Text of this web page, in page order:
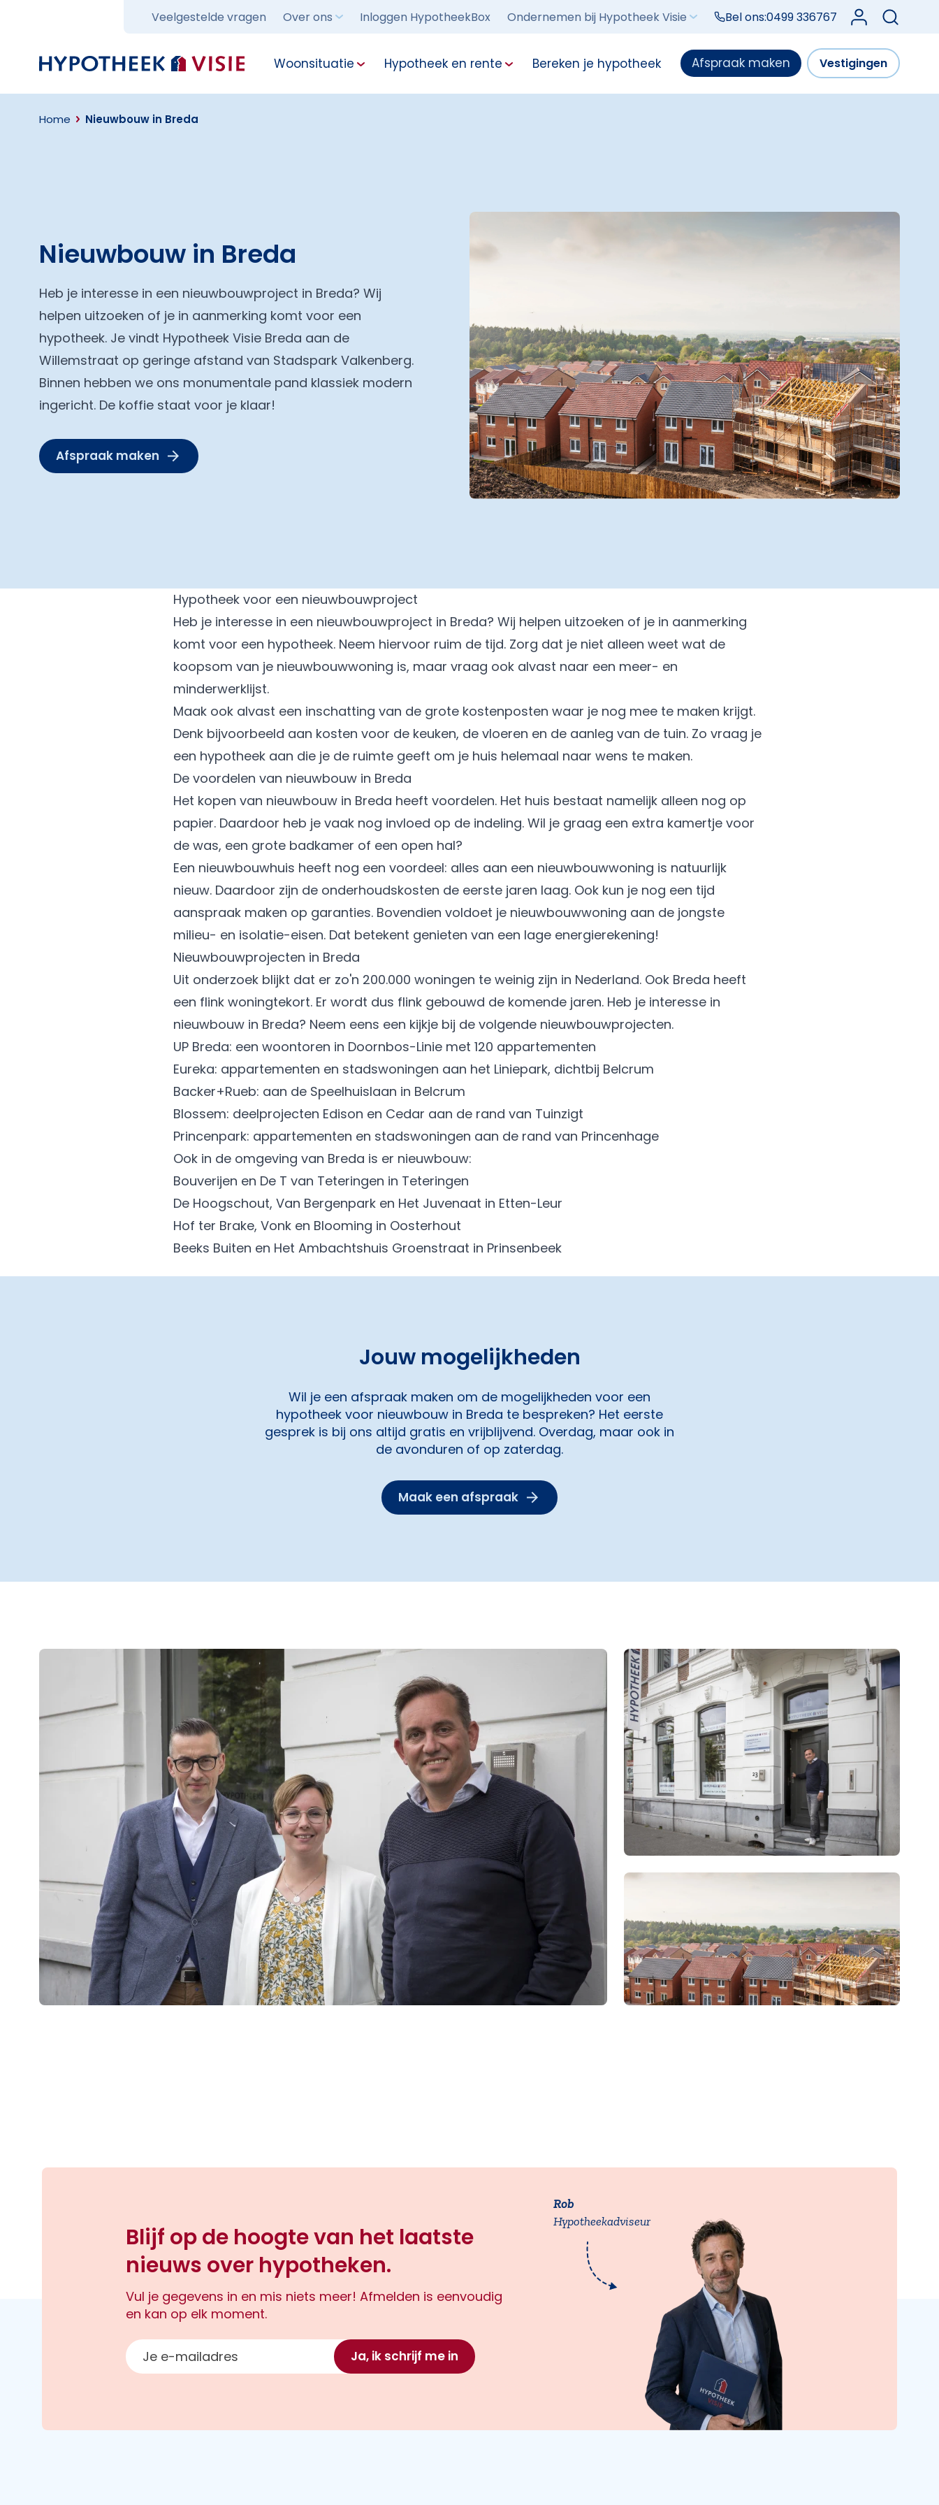
Veelgestelde vragen Over ons Inloggen HypotheekBox Ondernemen bij Hypotheek Visie Bel ons:0499 336767 Log in bij Mijn
Terug naar home Woonsituatie Hypotheek en rente Bereken je hypotheek Afspraak maken Vestigingen
Home Nieuwbouw in Breda
Nieuwbouw in Breda
Heb je interesse in een nieuwbouwproject in Breda? Wij
helpen uitzoeken of je in aanmerking komt voor een
hypotheek. Je vindt Hypotheek Visie Breda aan de
Willemstraat op geringe afstand van Stadspark Valkenberg.
Binnen hebben we ons monumentale pand klassiek modern
ingericht. De koffie staat voor je klaar!
Afspraak maken
Hypotheek voor een nieuwbouwproject
Heb je interesse in een nieuwbouwproject in Breda? Wij helpen uitzoeken of je in aanmerking
komt voor een hypotheek. Neem hiervoor ruim de tijd. Zorg dat je niet alleen weet wat de
koopsom van je nieuwbouwwoning is, maar vraag ook alvast naar een meer- en
minderwerklijst.
Maak ook alvast een inschatting van de grote kostenposten waar je nog mee te maken krijgt.
Denk bijvoorbeeld aan kosten voor de keuken, de vloeren en de aanleg van de tuin. Zo vraag je
een hypotheek aan die je de ruimte geeft om je huis helemaal naar wens te maken.
De voordelen van nieuwbouw in Breda
Het kopen van nieuwbouw in Breda heeft voordelen. Het huis bestaat namelijk alleen nog op
papier. Daardoor heb je vaak nog invloed op de indeling. Wil je graag een extra kamertje voor
de was, een grote badkamer of een open hal?
Een nieuwbouwhuis heeft nog een voordeel: alles aan een nieuwbouwwoning is natuurlijk
nieuw. Daardoor zijn de onderhoudskosten de eerste jaren laag. Ook kun je nog een tijd
aanspraak maken op garanties. Bovendien voldoet je nieuwbouwwoning aan de jongste
milieu- en isolatie-eisen. Dat betekent genieten van een lage energierekening!
Nieuwbouwprojecten in Breda
Uit onderzoek blijkt dat er zo'n 200.000 woningen te weinig zijn in Nederland. Ook Breda heeft
een flink woningtekort. Er wordt dus flink gebouwd de komende jaren. Heb je interesse in
nieuwbouw in Breda? Neem eens een kijkje bij de volgende nieuwbouwprojecten.
UP Breda: een woontoren in Doornbos-Linie met 120 appartementen
Eureka: appartementen en stadswoningen aan het Liniepark, dichtbij Belcrum
Backer+Rueb: aan de Speelhuislaan in Belcrum
Blossem: deelprojecten Edison en Cedar aan de rand van Tuinzigt
Princenpark: appartementen en stadswoningen aan de rand van Princenhage
Ook in de omgeving van Breda is er nieuwbouw:
Bouverijen en De T van Teteringen in Teteringen
De Hoogschout, Van Bergenpark en Het Juvenaat in Etten-Leur
Hof ter Brake, Vonk en Blooming in Oosterhout
Beeks Buiten en Het Ambachtshuis Groenstraat in Prinsenbeek
Jouw mogelijkheden
Wil je een afspraak maken om de mogelijkheden voor een
hypotheek voor nieuwbouw in Breda te bespreken? Het eerste
gesprek is bij ons altijd gratis en vrijblijvend. Overdag, maar ook in
de avonduren of op zaterdag.
Maak een afspraak
Blijf op de hoogte van het laatste
nieuws over hypotheken.
Vul je gegevens in en mis niets meer! Afmelden is eenvoudig
en kan op elk moment.
E-mailadres
Ja, ik schrijf me in
Rob
Hypotheekadviseur